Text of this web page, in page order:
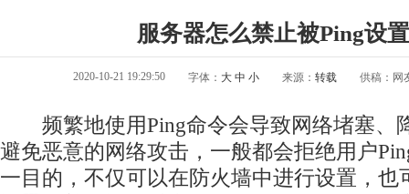
服务器怎么禁止被Ping设
2020-10-21 19:29:50 字体： 大 中 小 来源： 转载 供稿：网
频繁地使用Ping命令会导致网络堵塞、
避免恶意的网络攻击，一般都会拒绝用户
一目的，不仅可以在防火墙中进行设置，也